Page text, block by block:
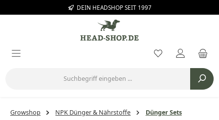
Zum Hauptinhalt springenDEIN HEADSHOP SEIT 1997
Du hast 0
Growshop NPK Dünger & Nährstoffe Dünger Sets